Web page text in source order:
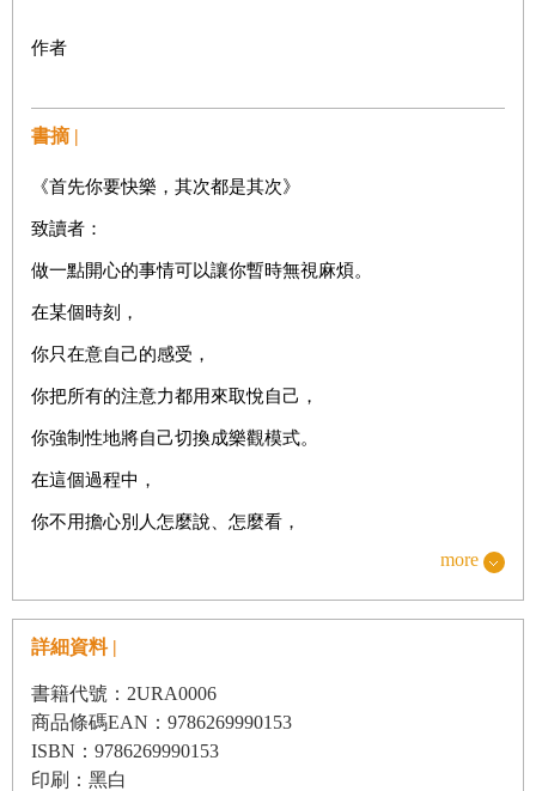
作者
書摘 |
《首先你要快樂，其次都是其次》
致讀者：
做一點開心的事情可以讓你暫時無視麻煩。
在某個時刻，
你只在意自己的感受，
你把所有的注意力都用來取悅自己，
你強制性地將自己切換成樂觀模式。
在這個過程中，
你不用擔心別人怎麼說、怎麼看，
當你專注於如何讓自己開心，
你錯過的只會是就該錯過的東西，
它包括負面的消息、無聊的八卦、糟糕的情緒。
所以，
當你無聊了、受挫了、沮喪了、疲倦了、
more
詳細資料 |
書籍代號：2URA0006
商品條碼EAN：9786269990153
ISBN：9786269990153
印刷：黑白